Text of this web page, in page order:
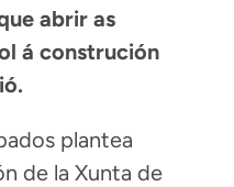
abrir as
á construción
plantea
de la Xunta de